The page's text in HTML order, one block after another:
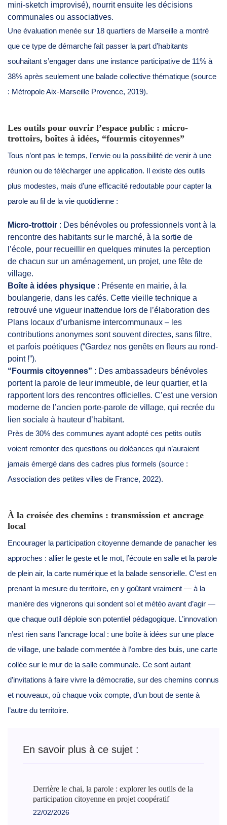
mini-sketch improvisé), nourrit ensuite les décisions
communales ou associatives.
Une évaluation menée sur 18 quartiers de Marseille a montré
que ce type de démarche fait passer la part d’habitants
souhaitant s’engager dans une instance participative de 11% à
38% après seulement une balade collective thématique (source
: Métropole Aix-Marseille Provence, 2019).
Les outils pour ouvrir l’espace public : micro-
trottoirs, boîtes à idées, “fourmis citoyennes”
Tous n’ont pas le temps, l’envie ou la possibilité de venir à une
réunion ou de télécharger une application. Il existe des outils
plus modestes, mais d’une efficacité redoutable pour capter la
parole au fil de la vie quotidienne :
Micro-trottoir : Des bénévoles ou professionnels vont à la
rencontre des habitants sur le marché, à la sortie de
l’école, pour recueillir en quelques minutes la perception
de chacun sur un aménagement, un projet, une fête de
village.
Boîte à idées physique : Présente en mairie, à la
boulangerie, dans les cafés. Cette vieille technique a
retrouvé une vigueur inattendue lors de l’élaboration des
Plans locaux d’urbanisme intercommunaux – les
contributions anonymes sont souvent directes, sans filtre,
et parfois poétiques (“Gardez nos genêts en fleurs au rond-
point !”).
“Fourmis citoyennes” : Des ambassadeurs bénévoles
portent la parole de leur immeuble, de leur quartier, et la
rapportent lors des rencontres officielles. C’est une version
moderne de l’ancien porte-parole de village, qui recrée du
lien sociale à hauteur d’habitant.
Près de 30% des communes ayant adopté ces petits outils
voient remonter des questions ou doléances qui n’auraient
jamais émergé dans des cadres plus formels (source :
Association des petites villes de France, 2022).
À la croisée des chemins : transmission et ancrage
local
Encourager la participation citoyenne demande de panacher les
approches : allier le geste et le mot, l’écoute en salle et la parole
de plein air, la carte numérique et la balade sensorielle. C’est en
prenant la mesure du territoire, en y goûtant vraiment — à la
manière des vignerons qui sondent sol et météo avant d’agir —
que chaque outil déploie son potentiel pédagogique. L’innovation
n’est rien sans l’ancrage local : une boîte à idées sur une place
de village, une balade commentée à l’ombre des buis, une carte
collée sur le mur de la salle communale. Ce sont autant
d’invitations à faire vivre la démocratie, sur des chemins connus
et nouveaux, où chaque voix compte, d’un bout de sente à
l’autre du territoire.
En savoir plus à ce sujet :
Derrière le chai, la parole : explorer les outils de la
participation citoyenne en projet coopératif
22/02/2026